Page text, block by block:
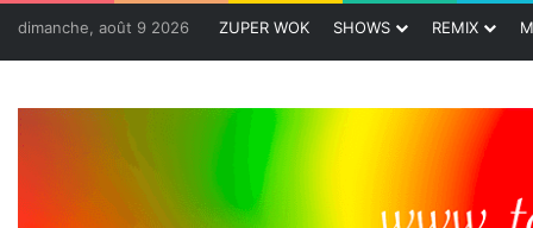
dimanche, août 9 2026 ZUPER WOK SHOWS REMIX